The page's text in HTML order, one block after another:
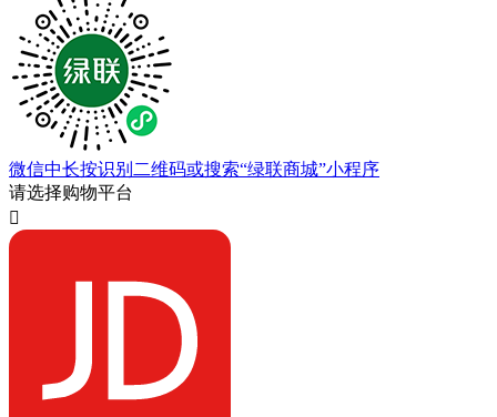
微信中长按识别二维码或搜索“绿联商城”小程序
请选择购物平台
